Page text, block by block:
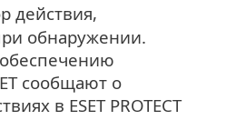
действия,
обнаружении.
сообщают о
в ESET PROTECT